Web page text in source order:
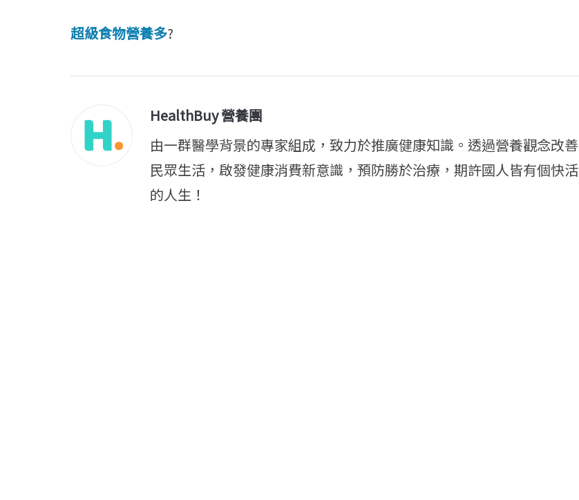
超級食物營養多?
HealthBuy 營養團
由一群醫學背景的專家組成，致力於推廣健康知識。透過營養觀念改善
民眾生活，啟發健康消費新意識，預防勝於治療，期許國人皆有個快活
的人生！